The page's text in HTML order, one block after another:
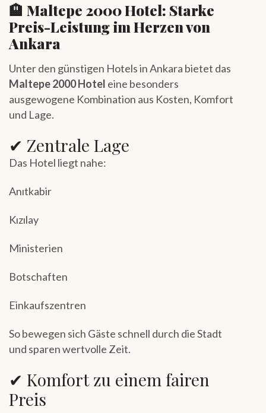
🏨 Maltepe 2000 Hotel: Starke
Preis-Leistung im Herzen von
Ankara
Unter den günstigen Hotels in Ankara bietet das
Maltepe 2000 Hotel eine besonders
ausgewogene Kombination aus Kosten, Komfort
und Lage.
✔ Zentrale Lage
Das Hotel liegt nahe:
Anıtkabir
Kızılay
Ministerien
Botschaften
Einkaufszentren
So bewegen sich Gäste schnell durch die Stadt
und sparen wertvolle Zeit.
✔ Komfort zu einem fairen
Preis